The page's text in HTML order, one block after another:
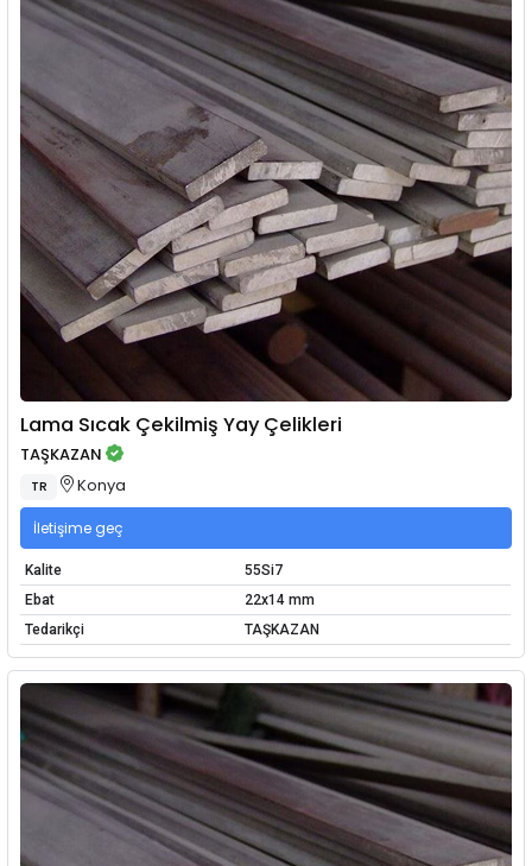
Lama Sıcak Çekilmiş Yay Çelikleri
TAŞKAZAN
TR Konya
İletişime geç
Kalite
55Si7
Ebat
22x14 mm
Tedarikçi
TAŞKAZAN